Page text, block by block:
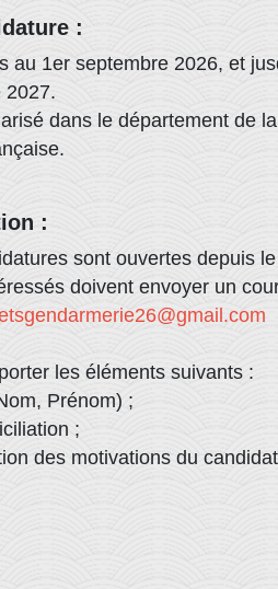
:
au 1er septembre 2026, et
2027.
dans le département de
:
sont ouvertes depuis
doivent envoyer un
les éléments suivants :
Prénom) ;
;
des motivations du